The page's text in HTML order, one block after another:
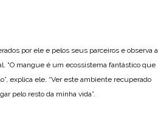
por ele e pelos seus parceiros e observa a
“O mangue é um ecossistema fantástico que
explica ele. “Ver este ambiente recuperado
pelo resto da minha vida”.